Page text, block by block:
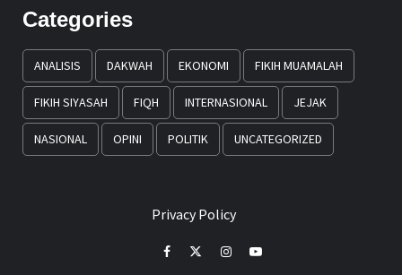
Categories
ANALISIS DAKWAH EKONOMI FIKIH MUAMALAH
FIKIH SIYASAH FIQH INTERNASIONAL JEJAK
NASIONAL OPINI POLITIK UNCATEGORIZED
Privacy Policy
FacebookTwitterInstagramYoutube